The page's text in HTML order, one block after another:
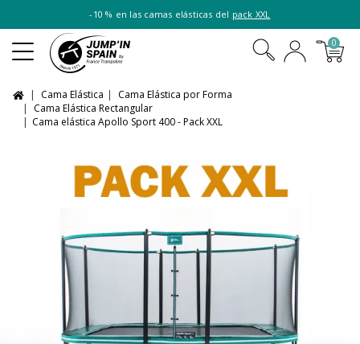
-10 % en las camas elásticas del pack XXL
0
Cama Elástica
Cama Elástica por Forma
Cama Elástica Rectangular
Cama elástica Apollo Sport 400 - Pack XXL